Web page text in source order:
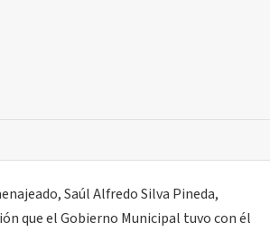
Saúl Alfredo Silva Pineda,
que el Gobierno Municipal tuvo con él